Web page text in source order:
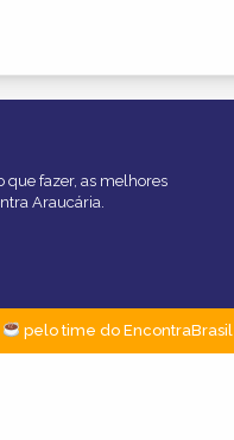
que fazer, as melhores
Araucária.
pelo time do EncontraBrasil